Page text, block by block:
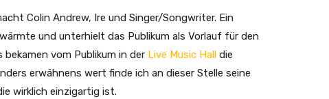
Colin Andrew, Ire und Singer/Songwriter. Ein
und unterhielt das Publikum als Vorlauf für den
vom Publikum in der Live Music Hall die
erwähnens wert finde ich an dieser Stelle seine
wirklich einzigartig ist.